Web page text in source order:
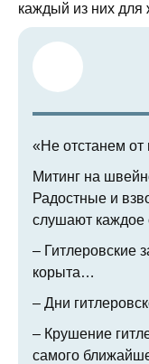
каждый из них для
«Не отстанем от
Митинг на
Радостные и
слушают каждое
– Гитлеровские
корыта…
– Дни
– Крушение
самого